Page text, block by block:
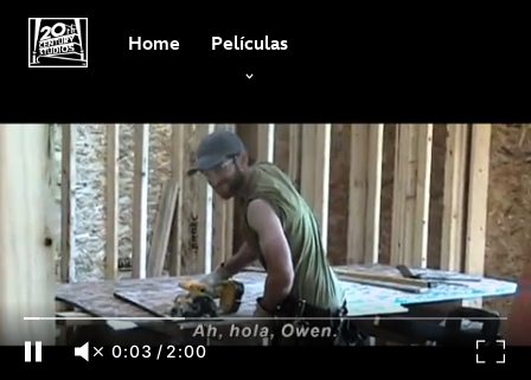
Home Películas
0:03 / 2:00